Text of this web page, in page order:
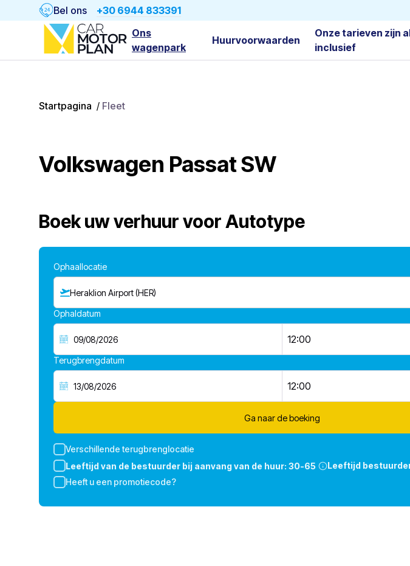
Bel ons +30 6944 833391
Ons
wagenpark
Huurvoorwaarden
Onze tarieven zijn
inclusief
Startpagina / Fleet
Volkswagen Passat SW
Boek uw verhuur voorAutotype
Ophaallocatie
Heraklion Airport (HER)
Ophaldatum
12:00
Terugbrengdatum
12:00
Ga naar de boeking
Verschillende terugbrenglocatie
Leeftijd van de bestuurder bij aanvang van de huur: 30-65
Leeftijd
Heeft u een promotiecode?